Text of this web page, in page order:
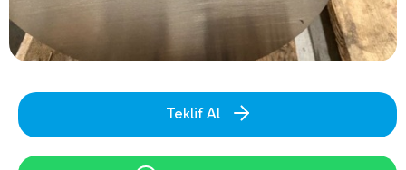
Teklif Al